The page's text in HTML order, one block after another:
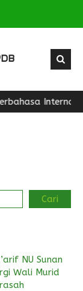
Cari
NU Sunan
Wali Murid